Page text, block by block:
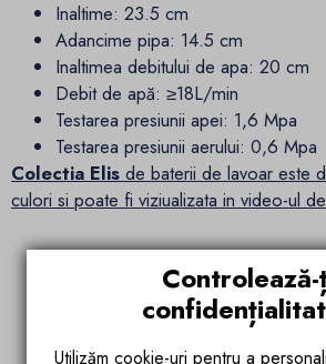
Inaltime: 23.5 cm
Adancime pipa: 14.5 cm
Inaltimea debitului de apa: 20 cm
Debit de apă: ≥18L/min
Testarea presiunii apei: 1,6 Mpa
Testarea presiunii aerului: 0,6 Mpa
Colectia Elis de baterii de lavoar este
culori si poate fi viziualizata in video-ul
Utilizăm cookie-uri pentru a